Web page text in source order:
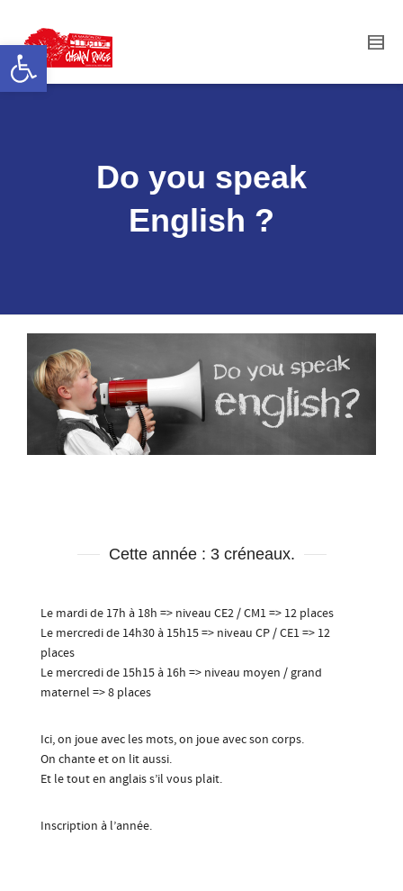
Ouvrir la barre d’outils
Do you speak
English ?
Cette année : 3 créneaux.
Le mardi de 17h à 18h => niveau CE2 / CM1 => 12 places
Le mercredi de 14h30 à 15h15 => niveau CP / CE1 => 12
places
Le mercredi de 15h15 à 16h => niveau moyen / grand
maternel => 8 places
Ici, on joue avec les mots, on joue avec son corps.
On chante et on lit aussi.
Et le tout en anglais s’il vous plait.
Inscription à l’année.